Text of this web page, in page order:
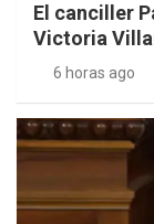
El canciller
Victoria
6 horas ago